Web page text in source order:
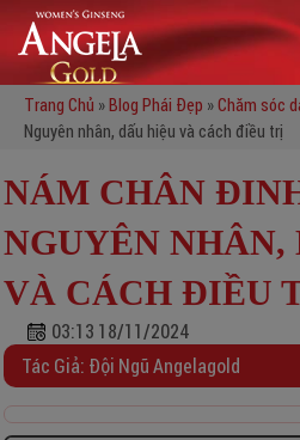
Trang Chủ »Blog Phái Đẹp »Chăm sóc
Nguyên nhân, dấu hiệu và cách điều trị
NÁM CHÂN
NGUYÊN NHÂN,
VÀ CÁCH ĐIỀU
03:13 18/11/2024
Tác Giả: Đội Ngũ Angelagold